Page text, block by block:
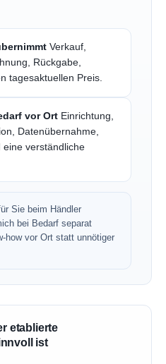
Verkauf,
Rückgabe,
tagesaktuellen Preis.
vor Ort Einrichtung,
Datenübernahme,
verständliche
Sie beim Händler
bei Bedarf separat
how vor Ort statt unnötiger
etablierte
ist